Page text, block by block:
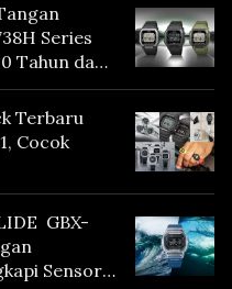
Series
Tahun dan
Terbaru
Cocok
GBX-
Sensor